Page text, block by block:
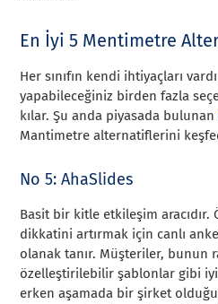
En İyi 5 Mentimetre
Her sınıfın kendi ihtiyaçları
yapabileceğiniz birden fazla
kılar. Şu anda piyasada bulunan
Mantimetre alternatiflerini
No 5: AhaSlides
Basit bir kitle etkileşim aracıdır.
dikkatini artırmak için canlı
olanak tanır. Müşteriler, bunun
özelleştirilebilir şablonlar gibi
erken aşamada bir şirket